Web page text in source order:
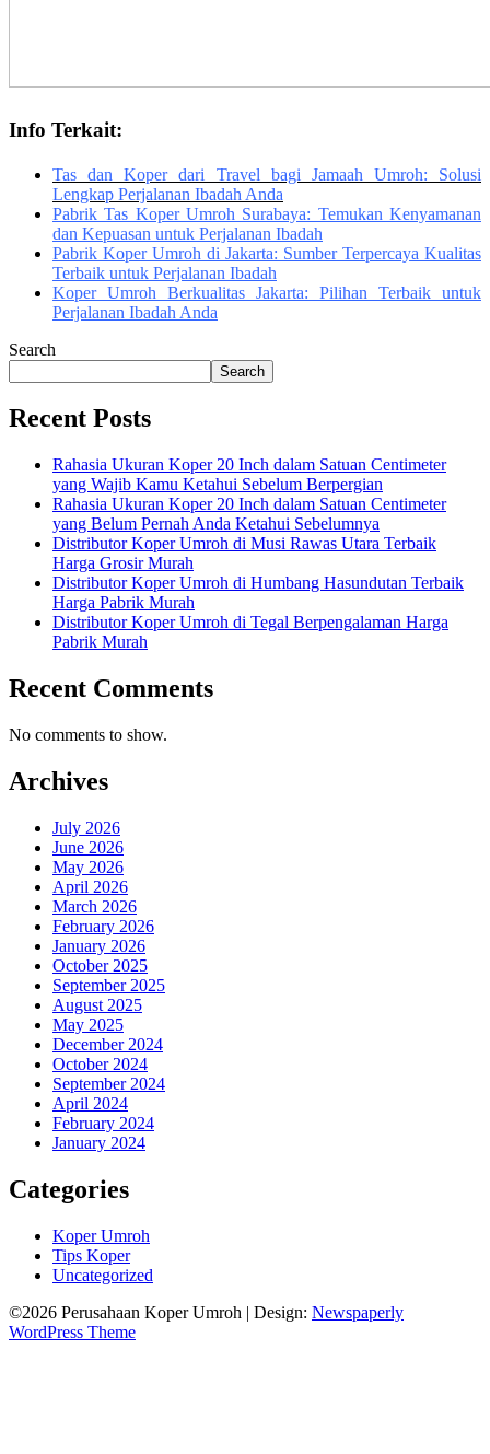
Info Terkait:
Tas dan Koper dari Travel bagi Jamaah Umroh: Solusi
Lengkap Perjalanan Ibadah Anda
Pabrik Tas Koper Umroh Surabaya: Temukan Kenyamanan
dan Kepuasan untuk Perjalanan Ibadah
Pabrik Koper Umroh di Jakarta: Sumber Terpercaya Kualitas
Terbaik untuk Perjalanan Ibadah
Koper Umroh Berkualitas Jakarta: Pilihan Terbaik untuk
Perjalanan Ibadah Anda
Search
Search
Recent Posts
Rahasia Ukuran Koper 20 Inch dalam Satuan Centimeter
yang Wajib Kamu Ketahui Sebelum Berpergian
Rahasia Ukuran Koper 20 Inch dalam Satuan Centimeter
yang Belum Pernah Anda Ketahui Sebelumnya
Distributor Koper Umroh di Musi Rawas Utara Terbaik
Harga Grosir Murah
Distributor Koper Umroh di Humbang Hasundutan Terbaik
Harga Pabrik Murah
Distributor Koper Umroh di Tegal Berpengalaman Harga
Pabrik Murah
Recent Comments
No comments to show.
Archives
July 2026
June 2026
May 2026
April 2026
March 2026
February 2026
January 2026
October 2025
September 2025
August 2025
May 2025
December 2024
October 2024
September 2024
April 2024
February 2024
January 2024
Categories
Koper Umroh
Tips Koper
Uncategorized
©2026 Perusahaan Koper Umroh | Design: Newspaperly
WordPress Theme